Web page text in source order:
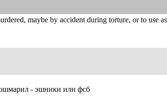
maybe by accident during torture, or to
- эшники или фсб